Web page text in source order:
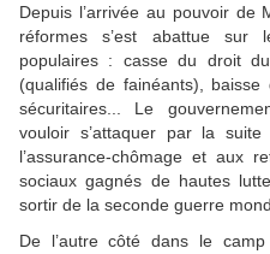
Depuis l’arrivée au pouvoir de
réformes s’est abattue sur
populaires : casse du droit
(qualifiés de fainéants),
sécuritaires... Le
vouloir s’attaquer par la
l’assurance-chômage et aux
sociaux gagnés de hautes
sortir de la seconde guerre
De l’autre côté dans le